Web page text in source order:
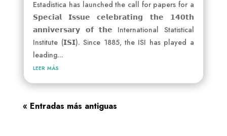
Estadistica has launched the call for papers for a
𝗦𝗽𝗲𝗰𝗶𝗮𝗹 𝗜𝘀𝘀𝘂𝗲 𝗰𝗲𝗹𝗲𝗯𝗿𝗮𝘁𝗶𝗻𝗴 𝘁𝗵𝗲 𝟭𝟰𝟬𝘁𝗵
𝗮𝗻𝗻𝗶𝘃𝗲𝗿𝘀𝗮𝗿𝘆 𝗼𝗳 𝘁𝗵𝗲 International Statistical
Institute (𝗜𝗦𝗜). Since 1885, the ISI has played a
leading...
leer más
« Entradas más antiguas